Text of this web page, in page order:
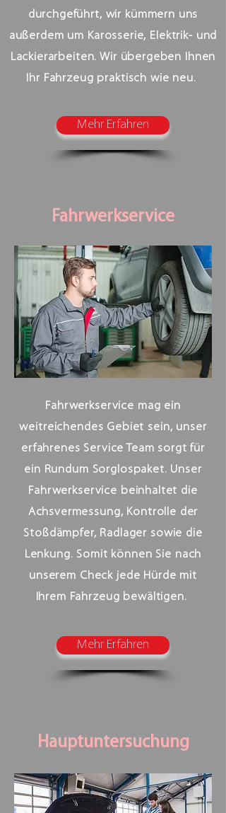
durchgeführt, wir kümmern uns
außerdem um Karosserie, Elektrik- und
Lackierarbeiten. Wir übergeben Ihnen
Ihr Fahrzeug praktisch wie neu.
Mehr Erfahren
Fahrwerkservice
Fahrwerkservice mag ein
weitreichendes Gebiet sein, unser
erfahrenes Service Team sorgt für
ein Rundum Sorglospaket. Unser
Fahrwerkservice beinhaltet die
Achsvermessung, Kontrolle der
Stoßdämpfer, Radlager sowie die
Lenkung. Somit können Sie nach
unserem Check jede Hürde mit
Ihrem Fahrzeug bewältigen.
Mehr Erfahren
Hauptuntersuchung